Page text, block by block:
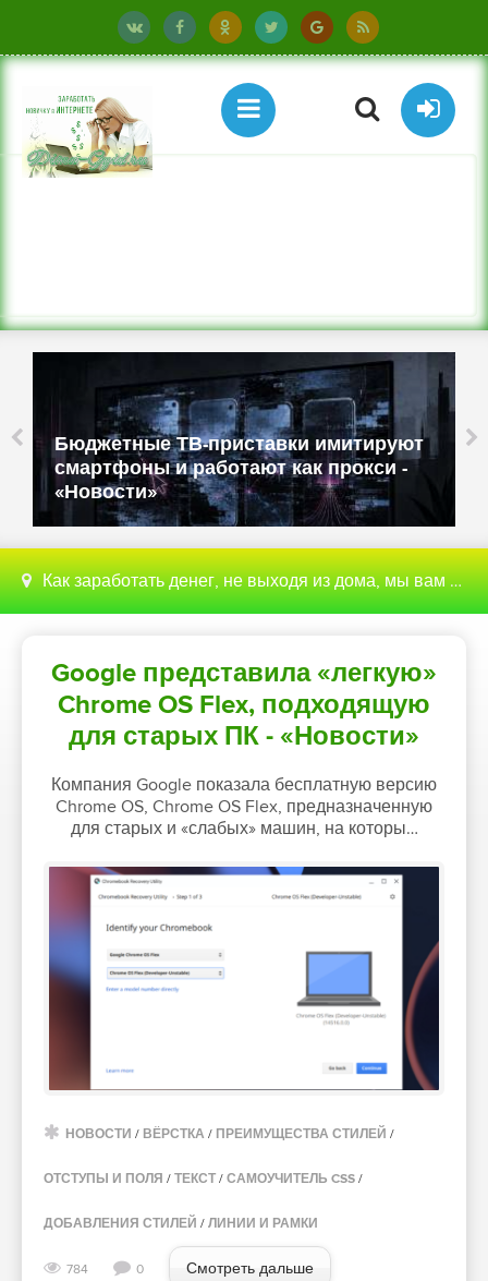
Бюджетные ТВ-приставки имитируют
смартфоны и работают как прокси -
«Новости»
Как заработать денег, не выходя из дома, мы вам поможем с этим разобраться
Google представила «легкую»
Chrome OS Flex, подходящую
для старых ПК - «Новости»
Компания Google показала бесплатную версию
Chrome OS, Chrome OS Flex, предназначенную
для старых и «слабых» машин, на которы…
НОВОСТИ / ВЁРСТКА / ПРЕИМУЩЕСТВА СТИЛЕЙ /
ОТСТУПЫ И ПОЛЯ / ТЕКСТ / САМОУЧИТЕЛЬ CSS /
ДОБАВЛЕНИЯ СТИЛЕЙ / ЛИНИИ И РАМКИ
784 0 Смотреть дальше